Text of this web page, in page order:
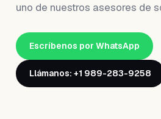
uno de nuestros asesores de
Escríbenos por WhatsApp
Llámanos: +1 989-283-9258